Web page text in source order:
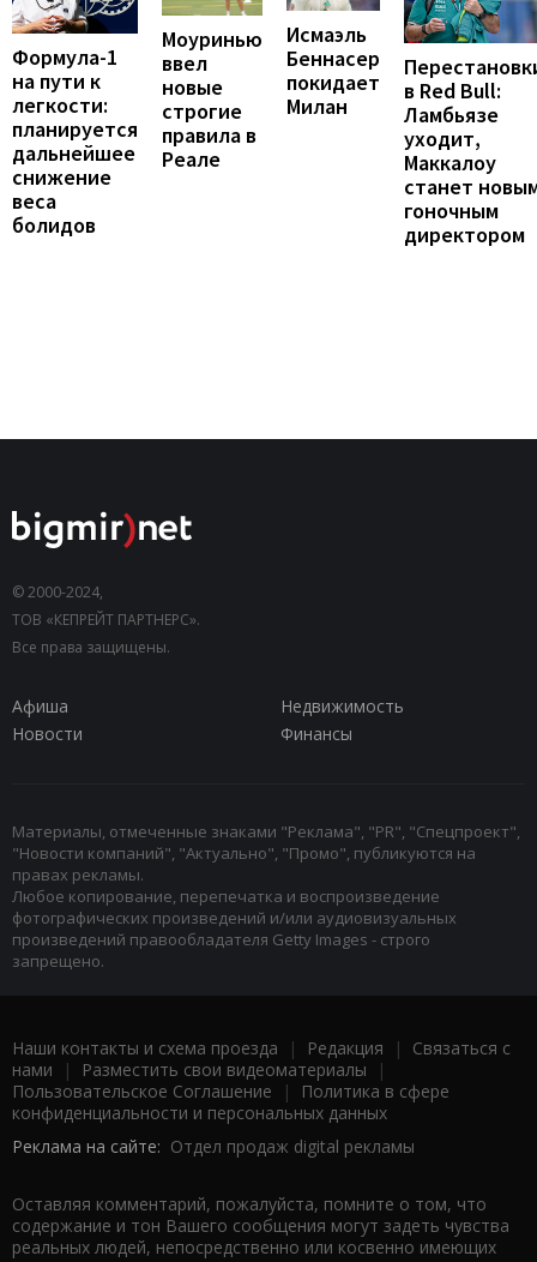
Формула-1
на пути к
легкости:
планируется
дальнейшее
снижение
веса
болидов
Моуринью
ввел
новые
строгие
правила в
Реале
Исмаэль
Беннасер
покидает
Милан
в Red Bull:
Ламбьязе
уходит,
Маккалоу
станет
гоночным
директором
© 2000-2024,
ТОВ «КЕПРЕЙТ ПАРТНЕРС».
Все права защищены.
Афиша
Недвижимость
Новости
Финансы
Материалы, отмеченные знаками "Реклама", "PR", "Спецпроект",
"Новости компаний", "Актуально", "Промо", публикуются на
правах рекламы.
Любое копирование, перепечатка и воспроизведение
фотографических произведений и/или аудиовизуальных
произведений правообладателя Getty Images - строго
запрещено.
Наши контакты и схема проезда | Редакция | Связаться с
нами | Разместить свои видеоматериалы |
Пользовательское Соглашение |
Политика в сфере
конфиденциальности и персональных данных
Реклама на сайте: Отдел продаж digital рекламы
Оставляя комментарий, пожалуйста, помните о том, что
содержание и тон Вашего сообщения могут задеть чувства
реальных людей, непосредственно или косвенно имеющих